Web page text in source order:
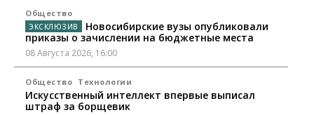
Общество
Новосибирские вузы опубликовали
приказы о зачислении на бюджетные места
08 Августа 2026, 16:00
Общество Технологии
Искусственный интеллект впервые выписал
штраф за борщевик